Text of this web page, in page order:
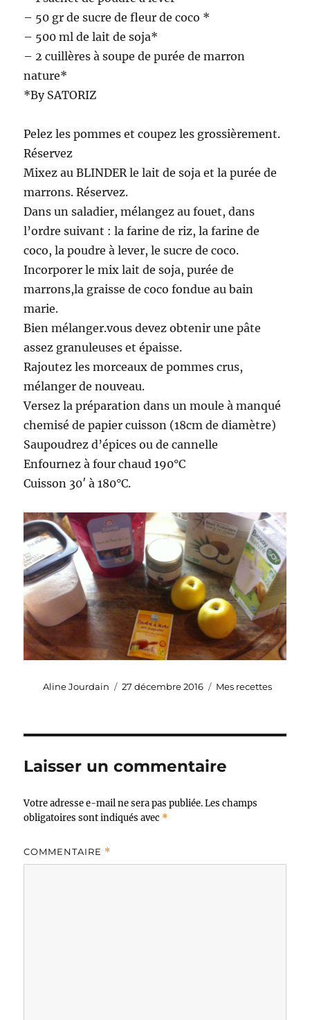
– 50 gr de sucre de fleur de coco *
– 500 ml de lait de soja*
– 2 cuillères à soupe de purée de marron
nature*
*By SATORIZ
Pelez les pommes et coupez les grossièrement.
Réservez
Mixez au BLINDER le lait de soja et la purée de
marrons. Réservez.
Dans un saladier, mélangez au fouet, dans
l’ordre suivant : la farine de riz, la farine de
coco, la poudre à lever, le sucre de coco.
Incorporer le mix lait de soja, purée de
marrons,la graisse de coco fondue au bain
marie.
Bien mélanger.vous devez obtenir une pâte
assez granuleuses et épaisse.
Rajoutez les morceaux de pommes crus,
mélanger de nouveau.
Versez la préparation dans un moule à manqué
chemisé de papier cuisson (18cm de diamètre)
Saupoudrez d’épices ou de cannelle
Enfournez à four chaud 190°C
Cuisson 30′ à 180°C.
Auteur
Aline Jourdain
Publié
27 décembre 2016 Catégories
Mes recettes
Laisser un commentaire
Votre adresse e-mail ne sera pas publiée. Les champs
obligatoires sont indiqués avec *
COMMENTAIRE *